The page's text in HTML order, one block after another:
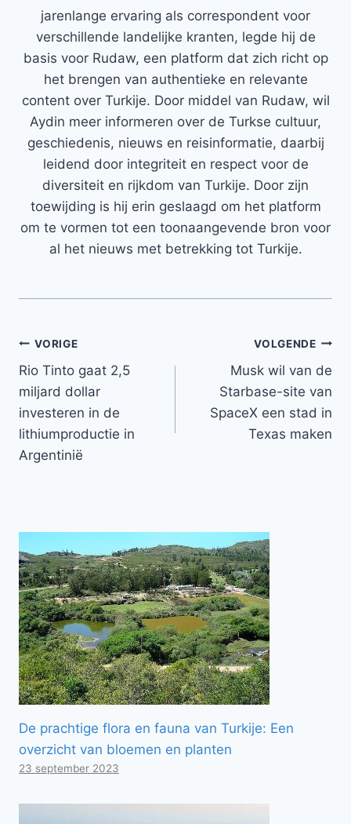
jarenlange ervaring als correspondent voor
verschillende landelijke kranten, legde hij de
basis voor Rudaw, een platform dat zich richt op
het brengen van authentieke en relevante
content over Turkije. Door middel van Rudaw, wil
Aydin meer informeren over de Turkse cultuur,
geschiedenis, nieuws en reisinformatie, daarbij
leidend door integriteit en respect voor de
diversiteit en rijkdom van Turkije. Door zijn
toewijding is hij erin geslaagd om het platform
om te vormen tot een toonaangevende bron voor
al het nieuws met betrekking tot Turkije.
Bericht
navigatie
VORIGE
Rio Tinto gaat 2,5
miljard dollar
investeren in de
lithiumproductie in
Argentinië
VOLGENDE
Musk wil van de
Starbase-site van
SpaceX een stad in
Texas maken
De prachtige flora en fauna van Turkije: Een
overzicht van bloemen en planten
23 september 2023